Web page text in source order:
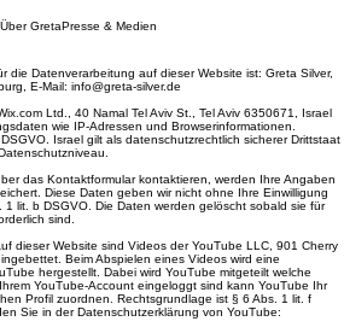
Über GretaPresse & Medien
die Datenverarbeitung auf dieser Website ist: Greta Silver,
E-Mail: info@greta-silver.de
Ltd., 40 Namal Tel Aviv St., Tel Aviv 6350671, Israel
wie IP-Adressen und Browserinformationen.
Israel gilt als datenschutzrechtlich sicherer Drittstaat
das Kontaktformular kontaktieren, werden Ihre Angaben
Diese Daten geben wir nicht ohne Ihre Einwilligung
1 lit. b DSGVO. Die Daten werden gelöscht sobald sie für
sind.
dieser Website sind Videos der YouTube LLC, 901 Cherry
Beim Abspielen eines Videos wird eine
hergestellt. Dabei wird YouTube mitgeteilt welche
YouTube-Account eingeloggt sind kann YouTube Ihr
Profil zuordnen. Rechtsgrundlage ist § 6 Abs. 1 lit. f
Sie in der Datenschutzerklärung von YouTube: